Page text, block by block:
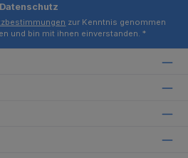
Datenschutz
zur Kenntnis genommen
und bin mit ihnen einverstanden. *